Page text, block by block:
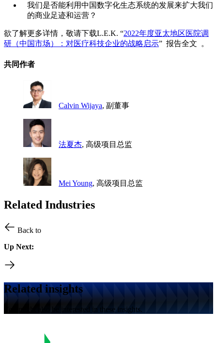
我们是否能利用中国数字化生态系统的发展来扩大我们
的商业足迹和运营？
欲了解更多详情，敬请下载L.E.K. “2022年度亚太地区医院调
研（中国市场）：对医疗科技企业的战略启示” 报告全文 。
共同作者
Calvin Wijaya, 副董事
法夏杰, 高级项目总监
Mei Young, 高级项目总监
Related Industries
Back to
Up Next:
Related insights
You might also be interested in these insights.